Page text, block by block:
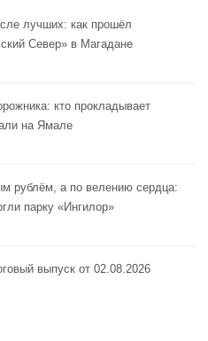
лучших: как прошёл
Север» в Магадане
кто прокладывает
на Ямале
рублём, а по велению сердца:
парку «Ингилор»
выпуск от 02.08.2026